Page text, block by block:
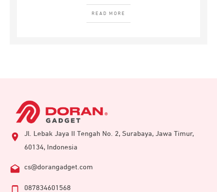
READ MORE
Jl. Lebak Jaya II Tengah No. 2, Surabaya, Jawa Timur,
60134, Indonesia
cs@dorangadget.com
087834601568